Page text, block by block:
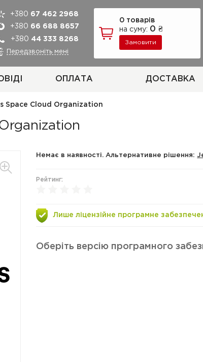
0 товарів
на суму: 0 ₴
Замовити
ОПЛАТА ДОСТАВКА
+380 67 462 2968
+380 66 688 8657
+380 44 333 8268
Передзвоніть мені
Space Cloud Organization
Немає в наявності. Альтернативне рішення:
Рейтинг:
Лише ліцензійне програмне
Оберіть версію програмного